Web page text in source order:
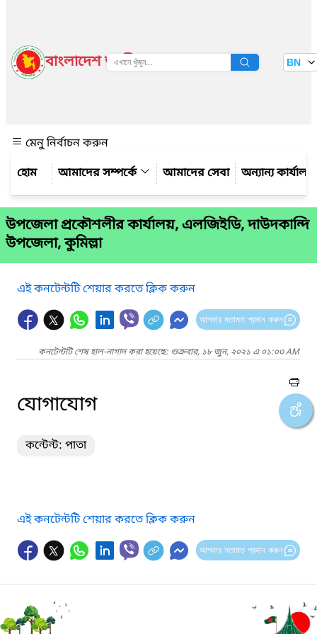
বাংলাদেশ জাতীয় তথ্য বাতায়ন BN
মেনু নির্বাচন করুন
আমাদের সম্পর্কে
আমাদের সেবা অন্যান্য কার্যালয়
উপজেলা প্রকৌশলীর কার্যালয়, এলজিইডি, দাউদকান্দি
উপজেলা, কুমিল্লা
এই কনটেন্টটি শেয়ার করতে ক্লিক করুন
আপনার মতামত প্রদান করুন
কনটেন্টটি শেষ হাল-নাগাদ করা হয়েছে: শুক্রবার, ১৮ জুন, ২০২১ এ ০১:০৩ AM
যোগাযোগ
কন্টেন্ট: পাতা
এই কনটেন্টটি শেয়ার করতে ক্লিক করুন
আপনার মতামত প্রদান করুন